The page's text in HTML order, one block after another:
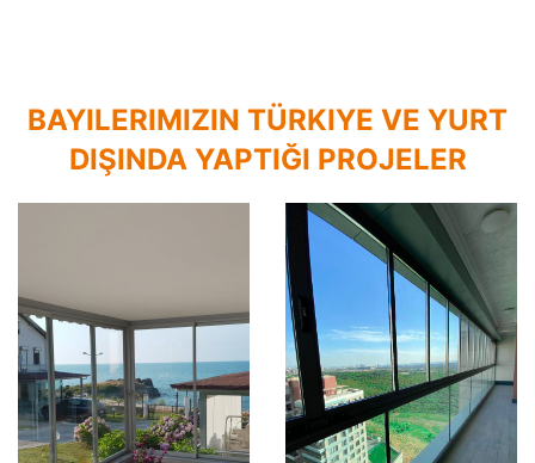
BAYILERIMIZIN TÜRKIYE VE YURT
DIŞINDA YAPTIĞI PROJELER